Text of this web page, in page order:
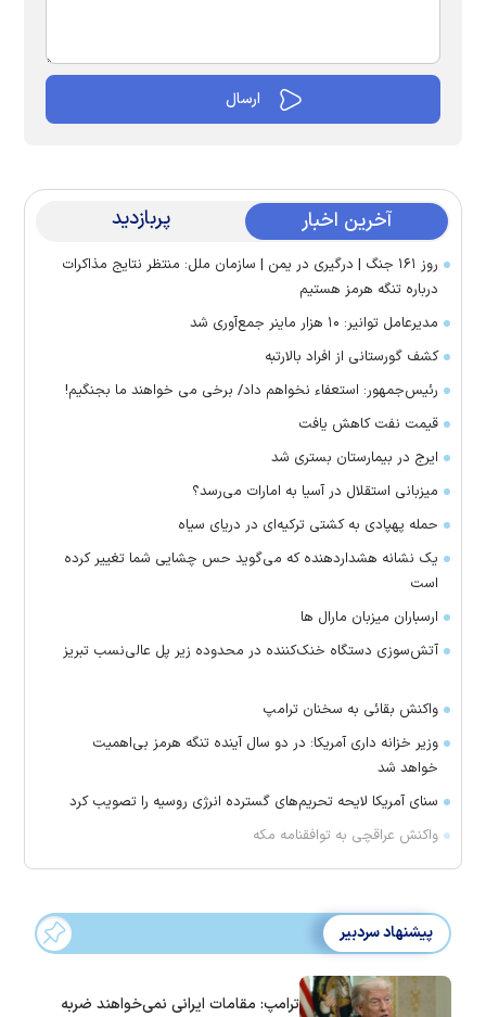
آخرین اخبار پربازدید
روز ۱۶۱ جنگ | درگیری در یمن | سازمان ملل: منتظر نتایج مذاکرات
درباره تنگه هرمز هستیم
مدیرعامل توانیر: ۱۰ هزار ماینر جمع‌آوری شد
کشف گورستانی از افراد بالارتبه
رئیس‌جمهور: استعفاء نخواهم داد/ برخی می خواهند ما بجنگیم!
قیمت نفت کاهش یافت
ایرج در بیمارستان بستری شد
میزبانی استقلال در آسیا به امارات می‌رسد؟
حمله پهپادی به کشتی ترکیه‌ای در دریای سیاه
یک نشانه هشداردهنده که می‌گوید حس چشایی شما تغییر کرده
است
ارسباران میزبان مارال ها
آتش‌سوزی دستگاه خنک‌کننده در محدوده زیر پل عالی‌نسب تبریز
واکنش بقائی به سخنان ترامپ
وزیر خزانه داری آمریکا: در دو سال آینده تنگه هرمز بی‌اهمیت
خواهد شد
سنای آمریکا لایحه تحریم‌های گسترده انرژی روسیه را تصویب کرد
واکنش عراقچی به توافقنامه مکه
پیشنهاد سردبیر
ترامپ: مقامات ایرانی نمی‌خواهند ضربه